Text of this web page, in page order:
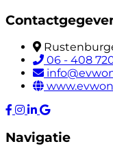
06 - 408
Navigatie